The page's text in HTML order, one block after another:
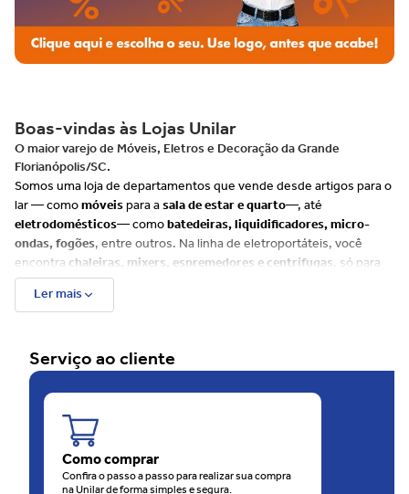
Boas-vindas às Lojas Unilar
O maior varejo de Móveis, Eletros e Decoração da Grande
Florianópolis/SC.
Somos uma loja de departamentos que vende desde artigos para o
lar — comomóveispara asala de estar e quarto—, até
eletrodomésticos— comobatedeiras, liquidificadores, micro-
ondas, fogões, entre outros. Na linha de eletroportáteis, você
encontrachaleiras, mixers, espremedores e centrífugas , só para
citar alguns exemplos.
Além disso, há muitos itens para
uma ampla variedade de produtos de cuidados com
balanças. Já para o seubebê, disponibilizamos uma linha
completaque envolve, entre outros produtos,bebês conforto e
carrinhos.
Além do site, as Lojas Unilar têm 4 unidades físicas na
Florianópolis, sendo uma rede em franca expansão. São
de consideração e carinho com o consumidor.
O motivo disso é que as Lojas Unilar oferecem sempre muitas
Ler mais
Serviço ao cliente
Como comprar
Confira o passo a passo para realizar sua compra
na Unilar de forma simples e segura.